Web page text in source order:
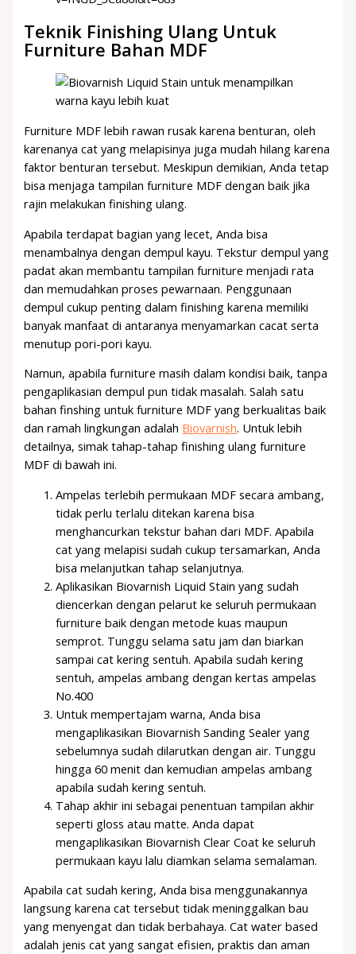
Teknik Finishing Ulang Untuk
Furniture Bahan MDF
Furniture MDF lebih rawan rusak karena benturan, oleh
karenanya cat yang melapisinya juga mudah hilang karena
faktor benturan tersebut. Meskipun demikian, Anda tetap
bisa menjaga tampilan furniture MDF dengan baik jika
rajin melakukan finishing ulang.
Apabila terdapat bagian yang lecet, Anda bisa
menambalnya dengan dempul kayu. Tekstur dempul yang
padat akan membantu tampilan furniture menjadi rata
dan memudahkan proses pewarnaan. Penggunaan
dempul cukup penting dalam finishing karena memiliki
banyak manfaat di antaranya menyamarkan cacat serta
menutup pori-pori kayu.
Namun, apabila furniture masih dalam kondisi baik, tanpa
pengaplikasian dempul pun tidak masalah. Salah satu
bahan finshing untuk furniture MDF yang berkualitas baik
dan ramah lingkungan adalah Biovarnish. Untuk lebih
detailnya, simak tahap-tahap finishing ulang furniture
MDF di bawah ini.
Ampelas terlebih permukaan MDF secara ambang,
tidak perlu terlalu ditekan karena bisa
menghancurkan tekstur bahan dari MDF. Apabila
cat yang melapisi sudah cukup tersamarkan, Anda
bisa melanjutkan tahap selanjutnya.
Aplikasikan Biovarnish Liquid Stain yang sudah
diencerkan dengan pelarut ke seluruh permukaan
furniture baik dengan metode kuas maupun
semprot. Tunggu selama satu jam dan biarkan
sampai cat kering sentuh. Apabila sudah kering
sentuh, ampelas ambang dengan kertas ampelas
No.400
Untuk mempertajam warna, Anda bisa
mengaplikasikan Biovarnish Sanding Sealer yang
sebelumnya sudah dilarutkan dengan air. Tunggu
hingga 60 menit dan kemudian ampelas ambang
apabila sudah kering sentuh.
Tahap akhir ini sebagai penentuan tampilan akhir
seperti gloss atau matte. Anda dapat
mengaplikasikan Biovarnish Clear Coat ke seluruh
permukaan kayu lalu diamkan selama semalaman.
Apabila cat sudah kering, Anda bisa menggunakannya
langsung karena cat tersebut tidak meninggalkan bau
yang menyengat dan tidak berbahaya. Cat water based
adalah jenis cat yang sangat efisien, praktis dan aman